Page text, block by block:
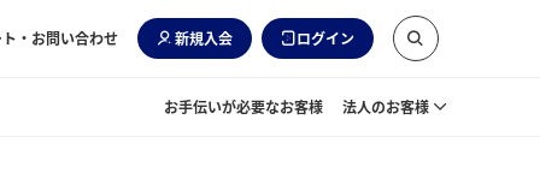
・お問い合わせ 新規入会 ログイン
お手伝いが必要なお客様 法人のお客様